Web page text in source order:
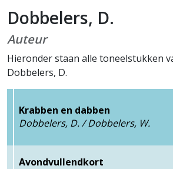
Dobbelers, D.
Auteur
Hieronder staan alle toneelstukken
Dobbelers, D.
Krabben en dabben
Dobbelers, D. / Dobbelers, W.
Avondvullendkort